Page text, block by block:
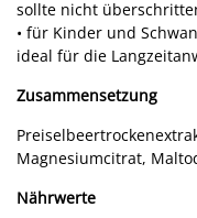
sollte nicht
• für Kinder und
ideal für die
Zusammensetzung
Magnesiumcitrat,
Nährwerte